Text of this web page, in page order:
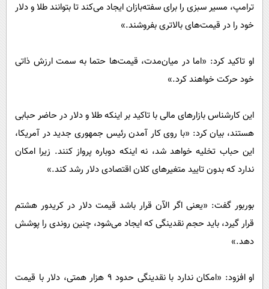
ترامپ، مسیر سبزی را برای سفته‌بازان ایجاد می‌کند تا بتوانند طلا و دلار
خود را در قیمت‌های بالاتری بفروشند.»
او تاکید کرد: «اما در میان‌مدت، قیمت‌ها حتما به سمت ارزش ذاتی
خود حرکت خواهند کرد.»
این کارشناس بازار‌های مالی با تاکید بر اینکه طلا و دلار در حاضر حبابی
هستند، بیان کرد: «با روی کار آمدن رئیس جمهوری جدید در آمریکا،
این حباب تخلیه خواهد شد، نه اینکه دوباره پرواز کنند. زیرا امکان
ندارد که بدون تایید متغیر‌های کلان اقتصادی دلار رشد کند.»
بوربور گفت: «یعنی اگر الآن قرار باشد قیمت دلار در کریدور هشتم
قرار گیرد، باید حجم نقدینگی که ایجاد می‌شود، چنین روندی را پوشش
دهد.»
او افزود: «امکان ندارد با نقدینگی حدود ۹ هزار همتی، دلار با قیمت